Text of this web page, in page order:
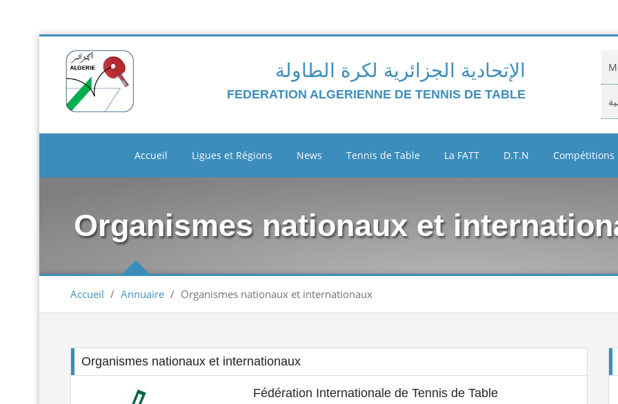
الإتحادية الجزائرية لكرة الطاولة
FEDERATION ALGERIENNE DE TENNIS DE TABLE
Accueil Ligues et Régions News Tennis de Table La FATT D.T.N Compétitions
Organismes nationaux et
Accueil / Annuaire / Organismes nationaux et internationaux
Organismes nationaux et internationaux
Fédération Internationale de Tennis de Table